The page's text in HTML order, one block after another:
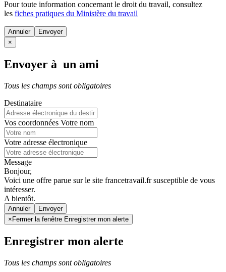
Pour toute information concernant le droit du travail, consultez
les fiches pratiques du Ministère du travail
Annuler
×
Envoyer à un ami
Tous les champs sont obligatoires
Destinataire
Vos coordonnées Votre nom
Votre adresse électronique
Message
Bonjour,
Voici une offre parue sur le site francetravail.fr susceptible de vous
intéresser.
A bientôt.
Annuler
× Fermer la fenêtre Enregistrer mon alerte
Enregistrer mon alerte
Tous les champs sont obligatoires